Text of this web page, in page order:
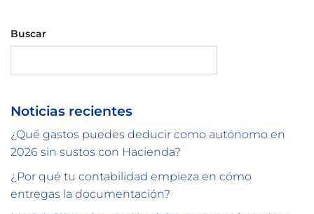
Buscar
Noticias recientes
¿Qué gastos puedes deducir como autónomo en
2026 sin sustos con Hacienda?
¿Por qué tu contabilidad empieza en cómo
entregas la documentación?